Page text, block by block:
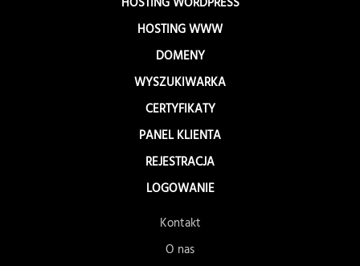
HOSTING WWW
DOMENY
WYSZUKIWARKA
CERTYFIKATY
PANEL KLIENTA
REJESTRACJA
LOGOWANIE
Kontakt
O nas